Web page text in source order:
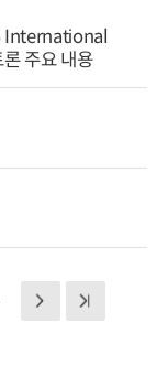
International
주요 내용